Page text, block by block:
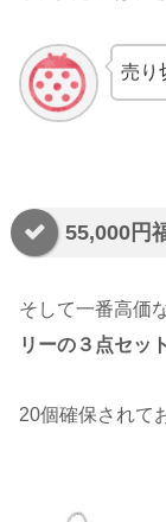
売り
55,000円
そして一番高価
リーの３点セット
20個確保されて